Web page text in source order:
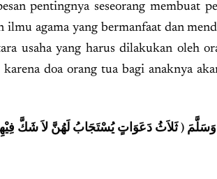
pentingnya seseorang membuat
ilmu agama yang bermanfaat dan
usaha yang harus dilakukan oleh
karena doa orang tua bagi anaknya
( ثَلاَثُ دَعَوَاتٍ يُسْتَجَابُ لَهُنَّ لاَ شَكَّ